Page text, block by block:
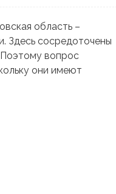
область –
Здесь сосредоточены
Поэтому вопрос
они имеют